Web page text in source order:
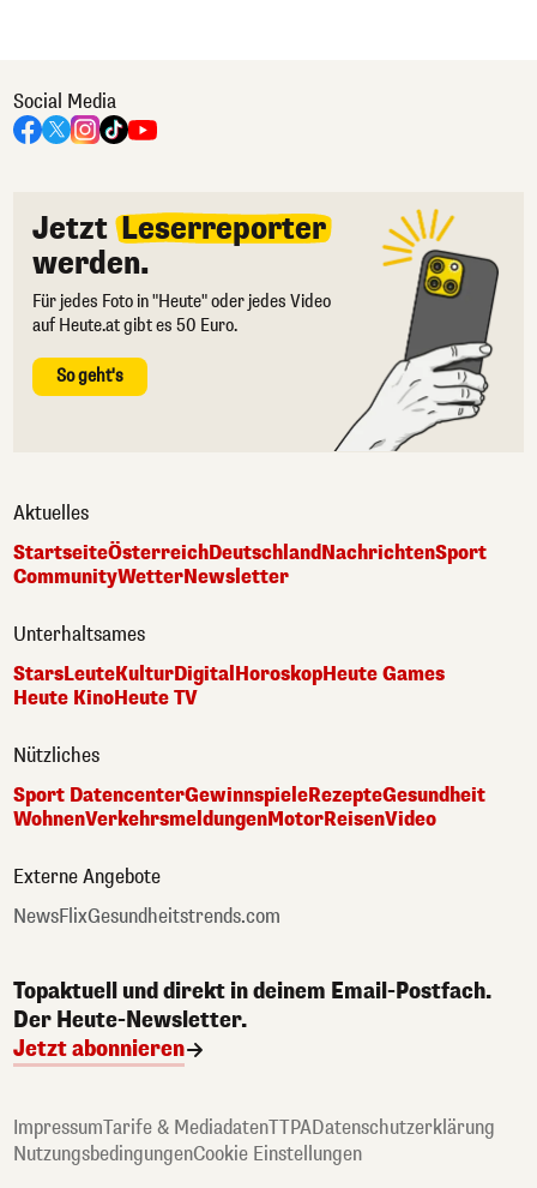
Social Media
Jetzt Leserreporter
werden.
Für jedes Foto in "Heute" oder jedes Video
auf Heute.at gibt es 50 Euro.
So geht's
Aktuelles
StartseiteÖsterreichDeutschlandNachrichtenSport
CommunityWetterNewsletter
Unterhaltsames
StarsLeuteKulturDigital HoroskopHeute Games
Heute KinoHeute TV
Nützliches
Sport DatencenterGewinnspieleRezepteGesundheit
WohnenVerkehrsmeldungenMotorReisenVideo
Externe Angebote
NewsFlixGesundheitstrends.com
Topaktuell und direkt in deinem Email-Postfach.
Der Heute-Newsletter.
Jetzt abonnieren
ImpressumTarife & MediadatenTTPADatenschutzerklärung
NutzungsbedingungenCookie Einstellungen